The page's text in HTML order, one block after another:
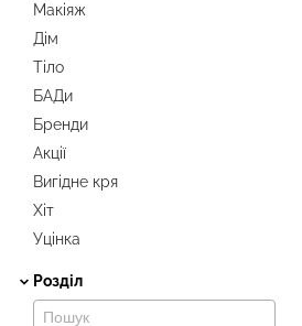
Макіяж
Дім
Тіло
БАДи
Бренди
Акції
Вигідне кря
Хіт
Уцінка
Розділ